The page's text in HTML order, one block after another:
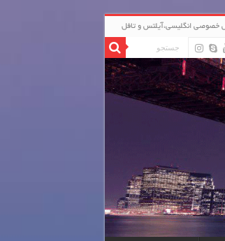
خصوصی انگلیسی،آیلتس و تافل